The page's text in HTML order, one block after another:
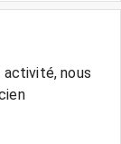
activité, nous